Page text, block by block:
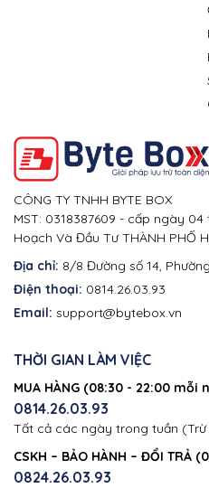
CÔNG TY TNHH BYTE BOX
MST: 0318387609 - cấp ngày
Hoạch Và Đầu Tư THÀNH PHỐ
Địa chỉ: 8/8 Đường số 14,
Điện thoại: 0814.26.03.93
Email: support@bytebox.vn
THỜI GIAN LÀM VIỆC
MUA HÀNG (08:30 - 22:00 mỗi
0814.26.03.93
Tất cả các ngày trong tuần (Trừ
CSKH – BẢO HÀNH – ĐỔI TRẢ
0824.26.03.93